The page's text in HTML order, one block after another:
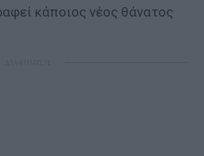
κάποιος νέος θάνατος